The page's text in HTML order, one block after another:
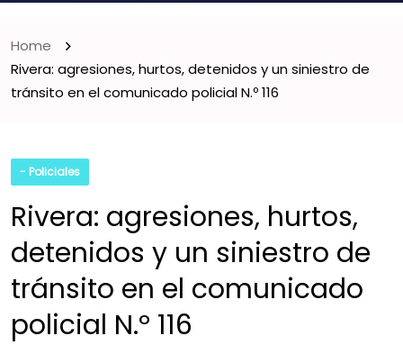
Home
Rivera: agresiones, hurtos, detenidos y un siniestro de
tránsito en el comunicado policial N.º 116
- Policiales
Rivera: agresiones, hurtos,
detenidos y un siniestro de
tránsito en el comunicado
policial N.º 116